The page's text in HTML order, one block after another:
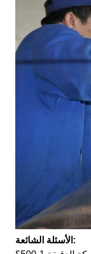
الأسئلة الشائعة: